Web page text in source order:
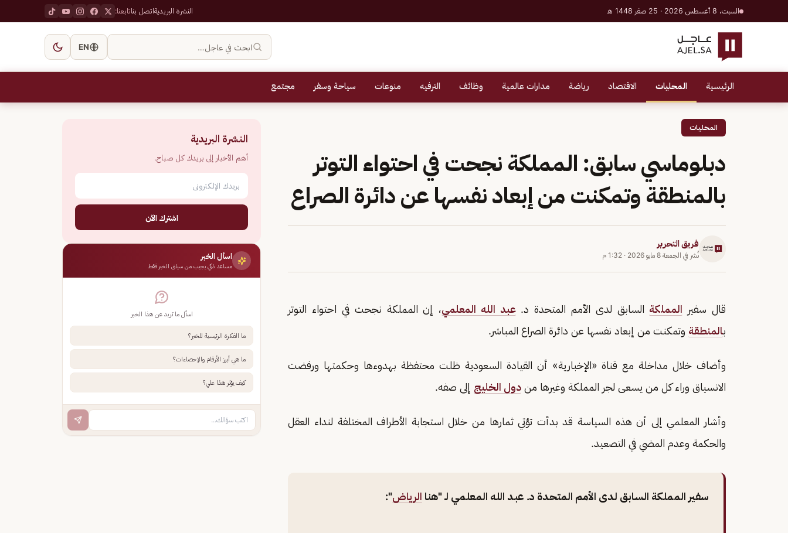
السبت، 8 أغسطس 2026 · 25 صفر 1448 هـ النشرة البريديةاتصل بناتابعنا:
ابحث في عاجل… EN
الرئيسية المحليات الاقتصاد رياضة مدارات عالمية وظائف الترفيه منوعات سياحة وسفر مجتمع
المحليات
دبلوماسي سابق: المملكة نجحت في احتواء التوتر
بالمنطقة وتمكنت من إبعاد نفسها عن دائرة الصراع
فريق التحرير
نُشر في الجمعة 8 مايو 2026 · 1:32 م
قال سفير المملكة السابق لدى الأمم المتحدة د.عبد الله المعلمي، إن المملكة نجحت في احتواء التوتر
بالمنطقة وتمكنت من إبعاد نفسها عن دائرة الصراع المباشر.
وأضاف خلال مداخلة مع قناة «الإخبارية» أن القيادة السعودية ظلت محتفظة بهدوءها وحكمتها ورفضت
الانسياق وراء كل من يسعى لجر المملكة وغيرها من دول الخليج إلى صفه.
وأشار المعلمي إلى أن هذه السياسة قد بدأت تؤتي ثمارها من خلال استجابة الأطراف المختلفة لنداء العقل
والحكمة وعدم المضي في التصعيد.
سفير المملكة السابق لدى الأمم المتحدة د. عبد الله المعلمي لـ "هنا الرياض":
النشرة البريدية
أهم الأخبار إلى بريدك كل صباح.
اشترك الآن
اسأل الخبر
مساعد ذكي يجيب من سياق الخبر فقط
اسأل ما تريد عن هذا الخبر
ما الفكرة الرئيسية للخبر؟
ما هي أبرز الأرقام والإحصاءات؟
كيف يؤثر هذا علي؟